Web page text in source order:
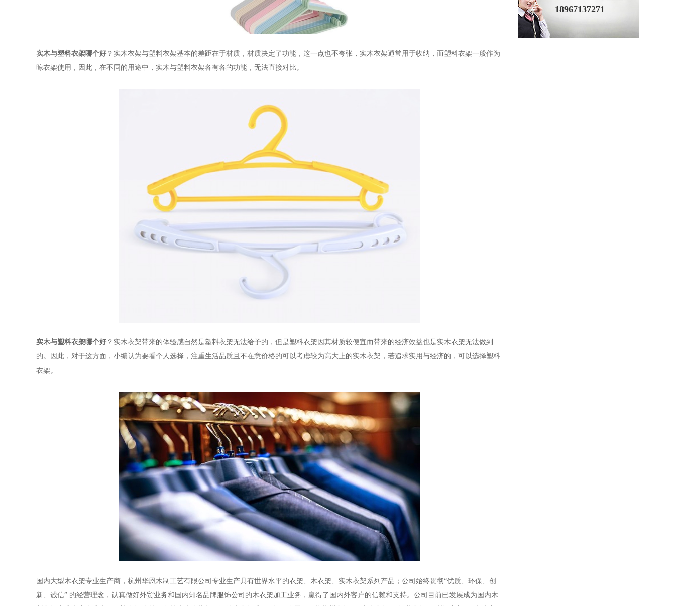
实木与塑料衣架哪个好 ？实木衣架与塑料衣架基本的差距在于材质，材质决定了功能，这一点也不夸张，实木衣架通常用于收纳，而塑料衣架一般作为
晾衣架使用，因此，在不同的用途中，实木与塑料衣架各有各的功能，无法直接对比。
实木与塑料衣架哪个好 ？实木衣架带来的体验感自然是塑料衣架无法给予的，但是塑料衣架因其材质较便宜而带来的经济效益也是实木衣架无法做到
的。因此，对于这方面，小编认为要看个人选择，注重生活品质且不在意价格的可以考虑较为高大上的实木衣架，若追求实用与经济的，可以选择塑料
衣架。
国内大型木衣架专业生产商，杭州华恩木制工艺有限公司专业生产具有世界水平的衣架、木衣架、实木衣架系列产品；公司始终贯彻“优质、环保、创
新、诚信” 的经营理念，认真做好外贸业务和国内知名品牌服饰公司的木衣架加工业务，赢得了国内外客户的信赖和支持。公司目前已发展成为国内木
18967137271